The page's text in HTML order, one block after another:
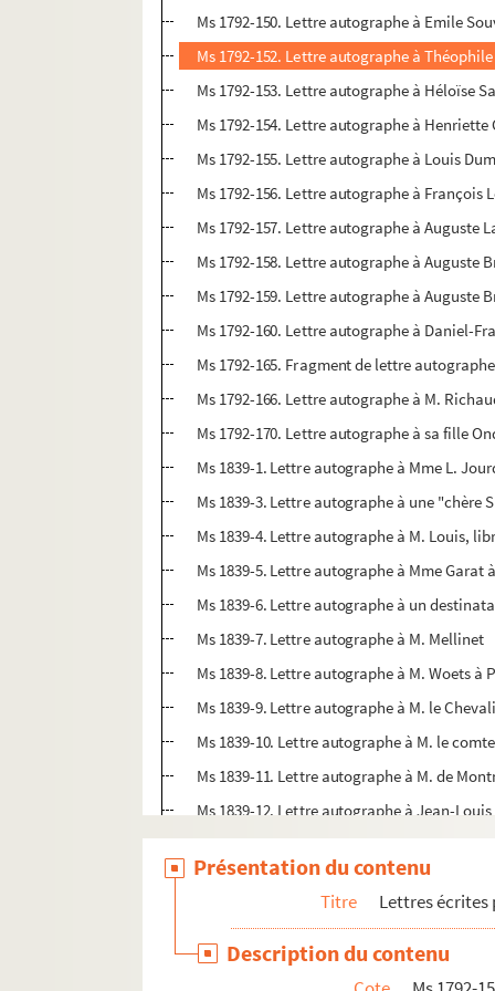
Ms 1792-150. Lettre autographe à Emile
Ms 1792-152. Lettre autographe à
Ms 1792-153. Lettre autographe à Héloïse
Ms 1792-154. Lettre autographe à
Ms 1792-155. Lettre autographe à Louis
Ms 1792-156. Lettre autographe à
Ms 1792-157. Lettre autographe à Auguste
Ms 1792-158. Lettre autographe à Auguste
Ms 1792-159. Lettre autographe à Auguste
Ms 1792-160. Lettre autographe à Daniel-
Ms 1792-165. Fragment de lettre
Ms 1792-166. Lettre autographe à M.
Ms 1792-170. Lettre autographe à sa fille
Ms 1839-1. Lettre autographe à Mme L.
Ms 1839-3. Lettre autographe à une "chère
Ms 1839-4. Lettre autographe à M. Louis,
Ms 1839-5. Lettre autographe à Mme Garat
Ms 1839-6. Lettre autographe à un
Ms 1839-7. Lettre autographe à M. Mellinet
Ms 1839-8. Lettre autographe à M. Woets à
Ms 1839-9. Lettre autographe à M. le
Ms 1839-10. Lettre autographe à M. le
Ms 1839-11. Lettre autographe à M. de
Ms 1839-12. Lettre autographe à Jean-
Ms 1839-13. Lettre autographe à M.
Ms 1839-14. Lettre autographe à M. Gabriel
Ms 1839-15. Lettre autographe à M.
Ms 1839-16. Lettre autographe à M. Alexis
Ms 1839-17. Lettre autographe à Mme
Présentation du contenu
Titre Lettres écrites
Description du contenu